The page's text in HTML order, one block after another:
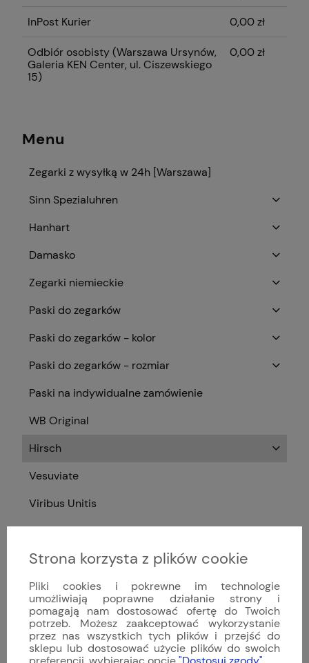
InPost Kurier 0,00 zł
Odbiór osobisty(Warszawa Ursynów,
Galeria KEN Center, ul. Ciszewskiego
15)
0,00 zł
Menu
Zegarki z wysyłką w 24h [Warszawa]
Sinn Spezialuhren
Hanhart
Damasko
Zegarki niemieckie
Paski do zegarków
Paski do zegarków - kolor
Paski do zegarków - rozmiar
Paski na indywidualne zamówienie
WB Original
Hirsch
Vesuviate
Viribus Unitis
Bestsellery
Styl zegarka
Zegarki męskie
Zegarki damskie
Typ mechanizmu
Strona korzysta z plików cookie
Pliki cookies i pokrewne im technologie
umożliwiają poprawne działanie strony i
pomagają nam dostosować ofertę do Twoich
potrzeb. Możesz zaakceptować wykorzystanie
przez nas wszystkich tych plików i przejść do
sklepu lub dostosować użycie plików do swoich